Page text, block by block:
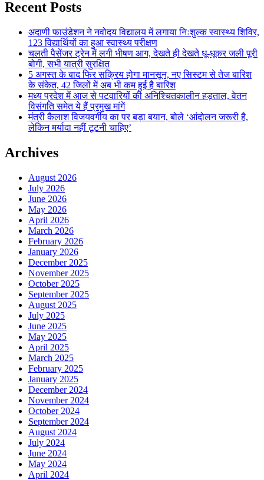
Recent Posts
अदाणी फाउंडेशन ने नवोदय विद्यालय में लगाया निःशुल्क स्वास्थ्य शिविर,
123 विद्यार्थियों का हुआ स्वास्थ्य परीक्षण
चलती पैसेंजर ट्रेन में लगी भीषण आग, देखते ही देखते धू-धूकर जली पूरी
बोगी, सभी यात्री सुरक्षित
5 अगस्त के बाद फिर सक्रिय होगा मानसून, नए सिस्टम से तेज बारिश
के संकेत, 42 जिलों में अब भी कम हुई है बारिश
मध्य प्रदेश में आज से पटवारियों की अनिश्चितकालीन हड़ताल, वेतन
विसंगति समेत ये हैं प्रमुख मांगें
मंत्री कैलाश विजयवर्गीय का पर बड़ा बयान, बोले ‘आंदोलन जरूरी है,
लेकिन मर्यादा नहीं टूटनी चाहिए’
Archives
August 2026
July 2026
June 2026
May 2026
April 2026
March 2026
February 2026
January 2026
December 2025
November 2025
October 2025
September 2025
August 2025
July 2025
June 2025
May 2025
April 2025
March 2025
February 2025
January 2025
December 2024
November 2024
October 2024
September 2024
August 2024
July 2024
June 2024
May 2024
April 2024